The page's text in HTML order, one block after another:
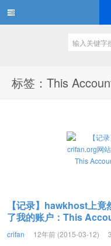
标签：This
【记录】hawkhost上
了我的账户：This
crifan 12年前 (2015-03-12)